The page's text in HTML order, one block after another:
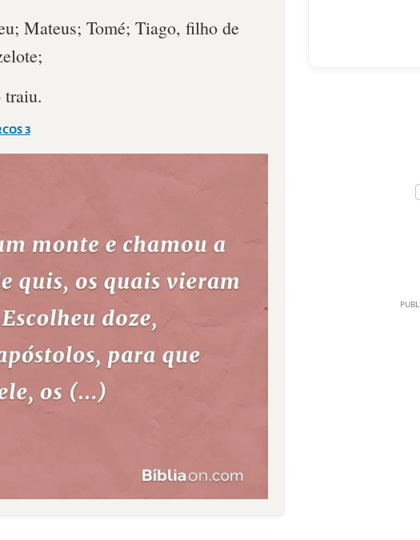
Mateus; Tomé; Tiago, filho de
traiu.
3